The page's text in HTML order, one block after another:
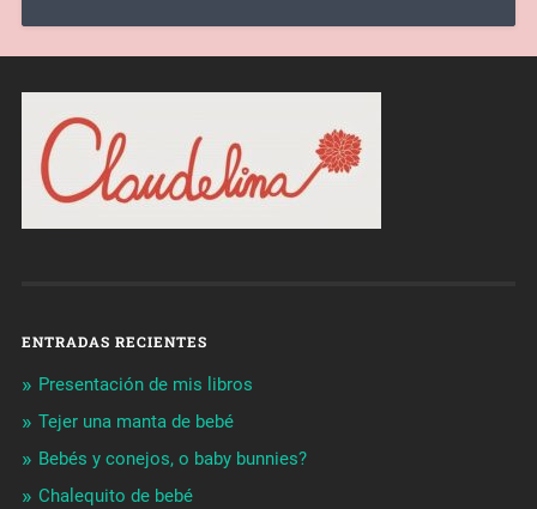
ENTRADAS RECIENTES
Presentación de mis libros
Tejer una manta de bebé
Bebés y conejos, o baby bunnies?
Chalequito de bebé